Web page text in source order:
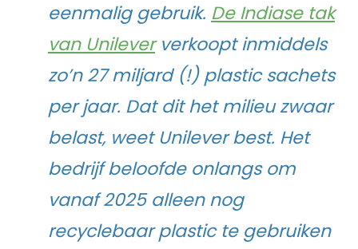
eenmalig gebruik. De Indiase tak
van Unileververkoopt inmiddels
zo’n 27 miljard (!) plastic sachets
per jaar. Dat dit het milieu zwaar
belast, weet Unilever best. Het
bedrijf beloofde onlangs om
vanaf 2025 alleen nog
recyclebaar plastic te gebruiken